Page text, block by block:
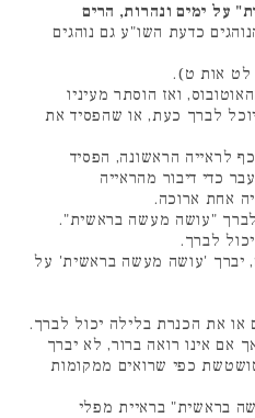
על ימים ונהרות, הרים
כדעת השו"ע גם נוהגים
לט אות ט).
ואז הוסתר מעיניו
לברך כעת, או שהפסיד את
לראייה הראשונה, הפסיד
כדי דיבור מהראייה
אחת ארוכה.
"עושה מעשה בראשית".
לברך.
'עושה מעשה בראשית' על
את הכנרת בלילה יכול לברך.
אם אינו רואה ברור, לא יברך
כפי שרואים ממקומות
בראשית" בראיית מפלי